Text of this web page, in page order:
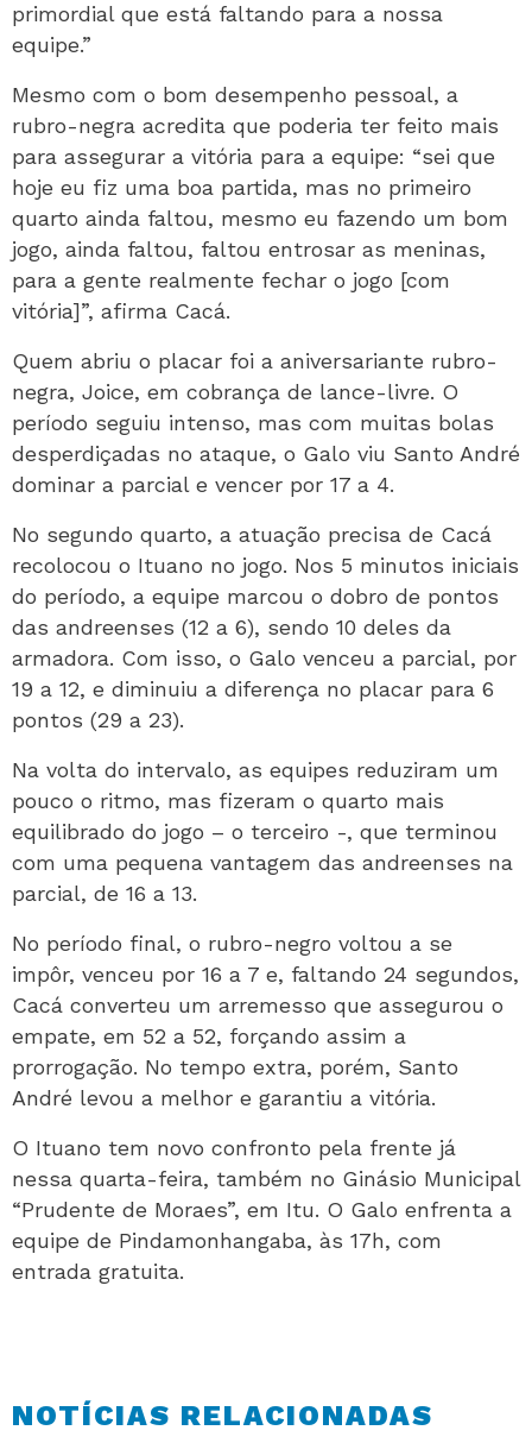
primordial que está faltando para a nossa
equipe.”
Mesmo com o bom desempenho pessoal, a
rubro-negra acredita que poderia ter feito mais
para assegurar a vitória para a equipe: “sei que
hoje eu fiz uma boa partida, mas no primeiro
quarto ainda faltou, mesmo eu fazendo um bom
jogo, ainda faltou, faltou entrosar as meninas,
para a gente realmente fechar o jogo [com
vitória]”, afirma Cacá.
Quem abriu o placar foi a aniversariante rubro-
negra, Joice, em cobrança de lance-livre. O
período seguiu intenso, mas com muitas bolas
desperdiçadas no ataque, o Galo viu Santo André
dominar a parcial e vencer por 17 a 4.
No segundo quarto, a atuação precisa de Cacá
recolocou o Ituano no jogo. Nos 5 minutos iniciais
do período, a equipe marcou o dobro de pontos
das andreenses (12 a 6), sendo 10 deles da
armadora. Com isso, o Galo venceu a parcial, por
19 a 12, e diminuiu a diferença no placar para 6
pontos (29 a 23).
Na volta do intervalo, as equipes reduziram um
pouco o ritmo, mas fizeram o quarto mais
equilibrado do jogo – o terceiro -, que terminou
com uma pequena vantagem das andreenses na
parcial, de 16 a 13.
No período final, o rubro-negro voltou a se
impôr, venceu por 16 a 7 e, faltando 24 segundos,
Cacá converteu um arremesso que assegurou o
empate, em 52 a 52, forçando assim a
prorrogação. No tempo extra, porém, Santo
André levou a melhor e garantiu a vitória.
O Ituano tem novo confronto pela frente já
nessa quarta-feira, também no Ginásio Municipal
“Prudente de Moraes”, em Itu. O Galo enfrenta a
equipe de Pindamonhangaba, às 17h, com
entrada gratuita.
NOTÍCIAS RELACIONADAS